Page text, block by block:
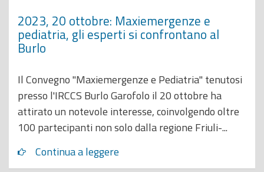
2023, 20 ottobre: Maxiemergenze e
pediatria, gli esperti si confrontano al
Burlo
Il Convegno "Maxiemergenze e Pediatria" tenutosi
presso l'IRCCS Burlo Garofolo il 20 ottobre ha
attirato un notevole interesse, coinvolgendo oltre
100 partecipanti non solo dalla regione Friuli-...
Continua a leggere